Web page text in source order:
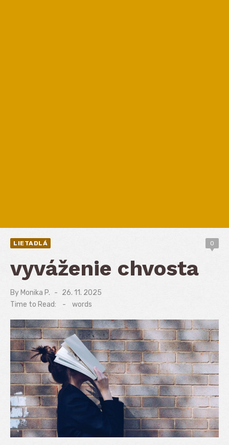
LIETADLÁ 0
vyváženie chvosta
By Monika P.
Posted
26. 11. 2025
Time to Read:
- words